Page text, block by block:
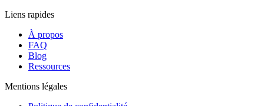
Liens rapides
À propos
FAQ
Blog
Ressources
Mentions légales